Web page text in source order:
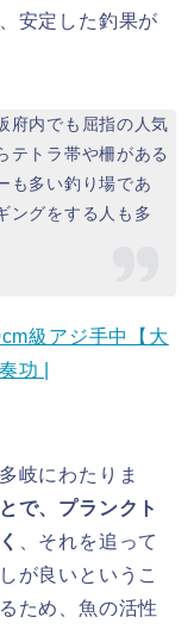
安定した釣果が
府内でも屈指の人気
テトラ帯や柵がある
も多い釣り場であ
ングをする人も多
級アジ手中【大
功 |
岐にわたりま
で、プランクト
、それを追って
が良いというこ
ため、魚の活性